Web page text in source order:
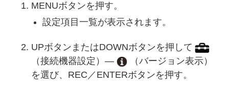
MENUボタンを押す。
設定項目一覧が表示されます。
UPボタンまたはDOWNボタンを押して
（接続機器設定）―
（バージョン表示）
を選び、REC／ENTERボタンを押す。